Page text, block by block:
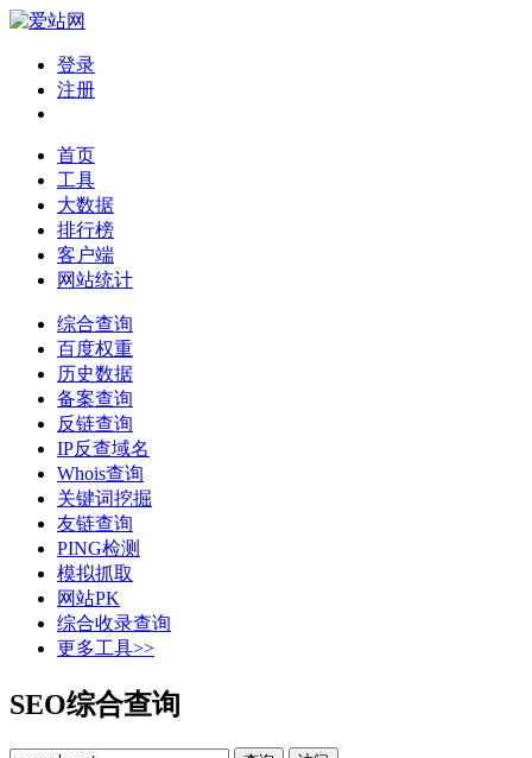
登录
注册
首页
工具
大数据
排行榜
客户端
网站统计
综合查询
百度权重
历史数据
备案查询
反链查询
IP反查域名
Whois查询
关键词挖掘
友链查询
PING检测
模拟抓取
网站PK
综合收录查询
更多工具>>
SEO综合查询